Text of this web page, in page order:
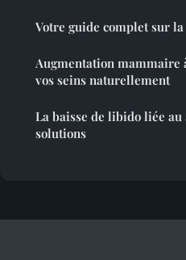
Votre guide complet sur
Augmentation
vos seins naturellement
La baisse de libido liée au
solutions